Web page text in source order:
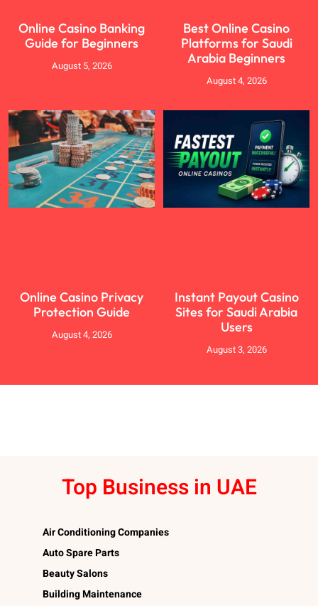
Online Casino Banking
Guide for Beginners
August 5, 2026
Best Online Casino
Platforms for Saudi
Arabia Beginners
August 4, 2026
Online Casino Privacy
Protection Guide
August 4, 2026
Instant Payout Casino
Sites for Saudi Arabia
Users
August 3, 2026
Top Business in UAE
Air Conditioning Companies
Auto Spare Parts
Beauty Salons
Building Maintenance